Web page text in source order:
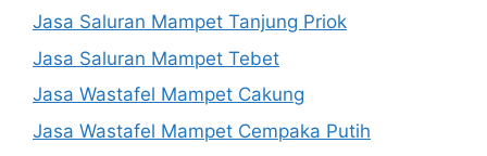
Jasa Saluran Mampet Tanjung Priok
Jasa Saluran Mampet Tebet
Jasa Wastafel Mampet Cakung
Jasa Wastafel Mampet Cempaka Putih